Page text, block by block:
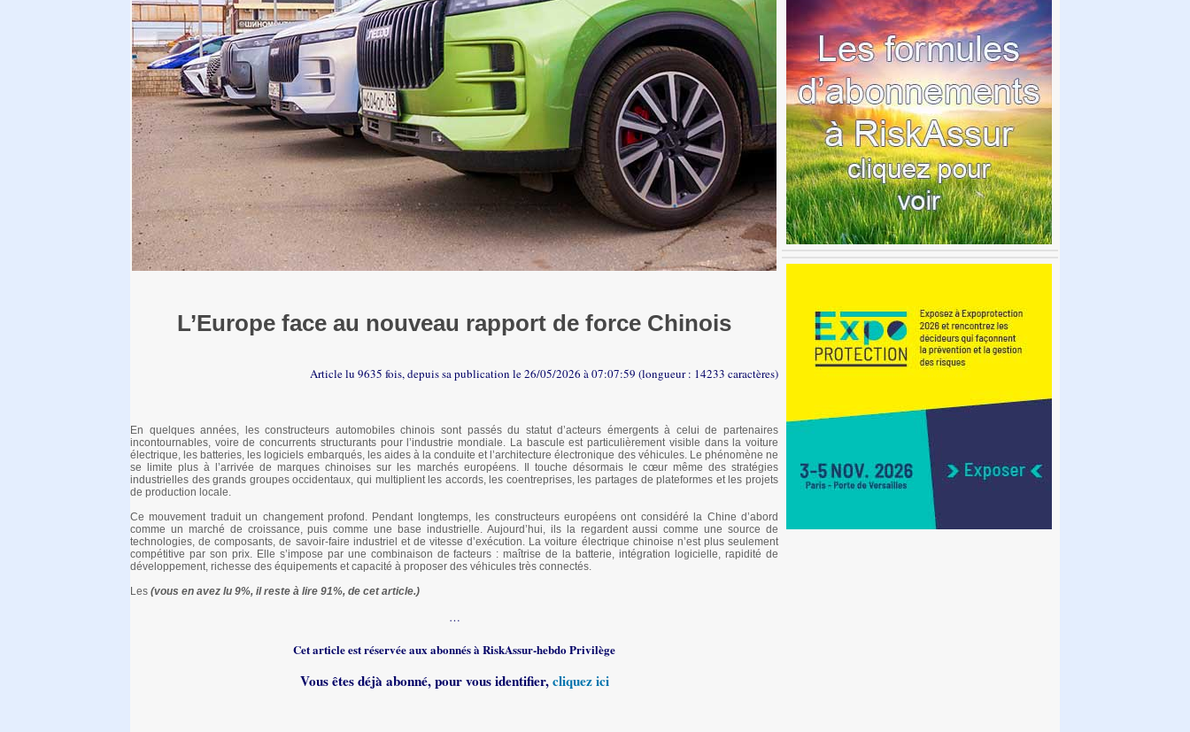
L’Europe face au nouveau rapport de force Chinois
Article lu 9635 fois, depuis sa publication le 26/05/2026 à 07:07:59 (longueur : 14233 caractères)
En quelques années, les constructeurs automobiles chinois sont passés du statut d’acteurs émergents à celui de partenaires
incontournables, voire de concurrents structurants pour l’industrie mondiale. La bascule est particulièrement visible dans la voiture
électrique, les batteries, les logiciels embarqués, les aides à la conduite et l’architecture électronique des véhicules. Le phénomène ne
se limite plus à l’arrivée de marques chinoises sur les marchés européens. Il touche désormais le cœur même des stratégies
industrielles des grands groupes occidentaux, qui multiplient les accords, les coentreprises, les partages de plateformes et les projets
de production locale.
Ce mouvement traduit un changement profond. Pendant longtemps, les constructeurs européens ont considéré la Chine d’abord
comme un marché de croissance, puis comme une base industrielle. Aujourd’hui, ils la regardent aussi comme une source de
technologies, de composants, de savoir-faire industriel et de vitesse d’exécution. La voiture électrique chinoise n’est plus seulement
compétitive par son prix. Elle s’impose par une combinaison de facteurs : maîtrise de la batterie, intégration logicielle, rapidité de
développement, richesse des équipements et capacité à proposer des véhicules très connectés.
Les (vous en avez lu 9%, il reste à lire 91%, de cet article.)
…
Cet article est réservée aux abonnés à RiskAssur-hebdo Privilège
Vous êtes déjà abonné, pour vous identifier,cliquez ici